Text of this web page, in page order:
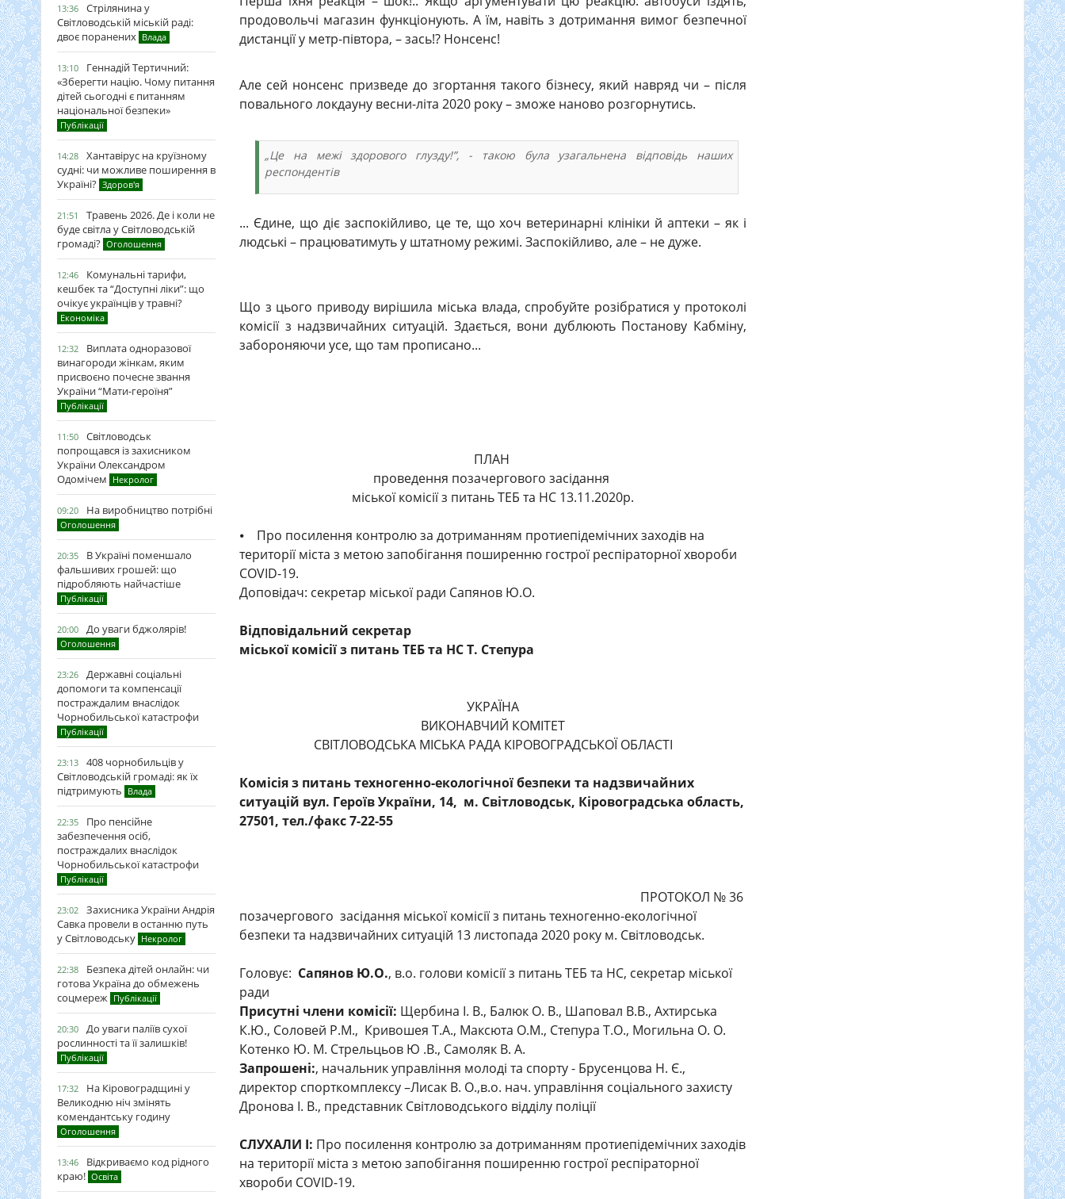
13:36
Стрілянина у
Світловодській міській раді:
двоє поранених Влада
13:10
Геннадій Тертичний:
«Зберегти націю. Чому питання
дітей сьогодні є питанням
національної безпеки»
Публікації
14:28
Хантавірус на круїзному
судні: чи можливе поширення в
Україні? Здоров'я
21:51
Травень 2026. Де і коли не
буде світла у Світловодській
громаді? Оголошення
12:46
Комунальні тарифи,
кешбек та “Доступні ліки”: що
очікує українців у травні?
Економіка
12:32
Виплата одноразової
винагороди жінкам, яким
присвоєно почесне звання
України “Мати-героїня”
Публікації
11:50
Світловодськ
попрощався із захисником
України Олександром
Одомічем Некролог
09:20 На виробництво потрібні
Оголошення
20:35
В Україні поменшало
фальшивих грошей: що
підробляють найчастіше
Публікації
20:00 До уваги бджолярів!
Оголошення
23:26
Державні соціальні
допомоги та компенсації
постраждалим внаслідок
Чорнобильської катастрофи
Публікації
23:13
408 чорнобильців у
Світловодській громаді: як їх
підтримують Влада
22:35
Про пенсійне
забезпечення осіб,
постраждалих внаслідок
Чорнобильської катастрофи
Публікації
23:02
Захисника України Андрія
Савка провели в останню путь
у Світловодську Некролог
22:38
Безпека дітей онлайн: чи
готова Україна до обмежень
соцмереж Публікації
20:30
До уваги паліїв сухої
рослинності та її залишків!
Публікації
17:32
На Кіровоградщині у
Великодню ніч змінять
комендантську годину
Оголошення
13:46
Відкриваємо код рідного
краю! Освіта
продовольчі магазин функціонують. А їм, навіть з дотримання вимог безпечної
дистанції у метр-півтора, – зась!? Нонсенс!
Але сей нонсенс призведе до згортання такого бізнесу, який навряд чи – після
повального локдауну весни-літа 2020 року – зможе наново розгорнутись.
„Це на межі здорового глузду!”, - такою була узагальнена відповідь наших
респондентів
... Єдине, що діє заспокійливо, це те, що хоч ветеринарні клініки й аптеки – як і
людські – працюватимуть у штатному режимі. Заспокійливо, але – не дуже.
Що з цього приводу вирішила міська влада, спробуйте розібратися у протоколі
комісії з надзвичайних ситуацій. Здається, вони дублюють Постанову Кабміну,
забороняючи усе, що там прописано...
ПЛАН
проведення позачергового засідання
міської комісії з питань ТЕБ та НС 13.11.2020р.
⦁ Про посилення контролю за дотриманням протиепідемічних заходів на
території міста з метою запобігання поширенню гострої респіраторної хвороби
COVID-19.
Доповідач: секретар міської ради Сапянов Ю.О.
Відповідальний секретар
міської комісії з питань ТЕБ та НС Т. Степура
УКРАЇНА
ВИКОНАВЧИЙ КОМІТЕТ
СВІТЛОВОДСЬКА МІСЬКА РАДА КІРОВОГРАДСЬКОЇ ОБЛАСТІ
Комісія з питань техногенно-екологічної безпеки та надзвичайних
ситуацій вул. Героїв України, 14, м. Світловодськ, Кіровоградська область,
27501, тел./факс 7-22-55
ПРОТОКОЛ № 36
позачергового засідання міської комісії з питань техногенно-екологічної
безпеки та надзвичайних ситуацій 13 листопада 2020 року м. Світловодськ.
Головує: Сапянов Ю.О., в.о. голови комісії з питань ТЕБ та НС, секретар міської
ради
Присутні члени комісії: Щербина І. В., Балюк О. В., Шаповал В.В., Ахтирська
К.Ю., Соловей Р.М., Кривошея Т.А., Максюта О.М., Степура Т.О., Могильна О. О.
Котенко Ю. М. Стрельцьов Ю .В., Самоляк В. А.
Запрошені:, начальник управління молоді та спорту - Брусенцова Н. Є.,
директор спорткомплексу –Лисак В. О.,в.о. нач. управління соціального захисту
Дронова І. В., представник Світловодського відділу поліції
СЛУХАЛИ І: Про посилення контролю за дотриманням протиепідемічних заходів
на території міста з метою запобігання поширенню гострої респіраторної
хвороби COVID-19.